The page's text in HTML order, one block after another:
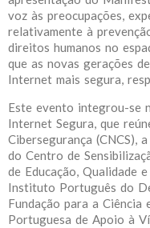
voz às preocupações,
relativamente à
direitos humanos no
que as novas gerações
Internet mais segura,
Este evento integrou-se
Internet Segura, que
Cibersegurança (CNCS),
do Centro de
de Educação, Qualidade
Instituto Português do
Fundação para a Ciência
Portuguesa de Apoio à